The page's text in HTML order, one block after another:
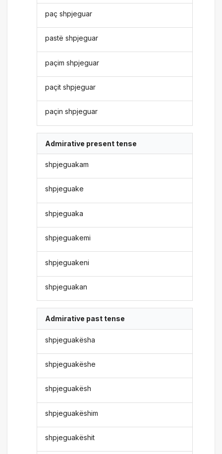
paç shpjeguar
pastë shpjeguar
paçim shpjeguar
paçit shpjeguar
paçin shpjeguar
Admirative present tense
shpjeguakam
shpjeguake
shpjeguaka
shpjeguakemi
shpjeguakeni
shpjeguakan
Admirative past tense
shpjeguakësha
shpjeguakëshe
shpjeguakësh
shpjeguakëshim
shpjeguakëshit